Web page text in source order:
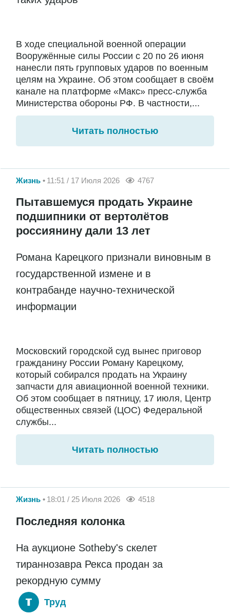
В ходе специальной военной операции
Вооружённые силы России с 20 по 26 июня
нанесли пять групповых ударов по военным
целям на Украине. Об этом сообщает в своём
канале на платформе «Макс» пресс-служба
Министерства обороны РФ. В частности,...
Читать полностью
Жизнь 11:51 / 17 Июля 2026 4767
Пытавшемуся продать Украине
подшипники от вертолётов
россиянину дали 13 лет
Романа Карецкого признали виновным в
государственной измене и в
контрабанде научно-технической
информации
Московский городской суд вынес приговор
гражданину России Роману Карецкому,
который собирался продать на Украину
запчасти для авиационной военной техники.
Об этом сообщает в пятницу, 17 июля, Центр
общественных связей (ЦОС) Федеральной
службы...
Читать полностью
Жизнь 18:01 / 25 Июля 2026 4518
Последняя колонка
На аукционе Sotheby's скелет
тираннозавра Рекса продан за
рекордную сумму
Труд